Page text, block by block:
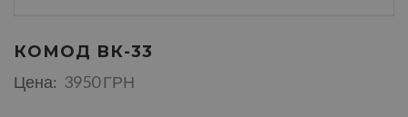
КОМОД ВК-33
Цена: 3950 ГРН